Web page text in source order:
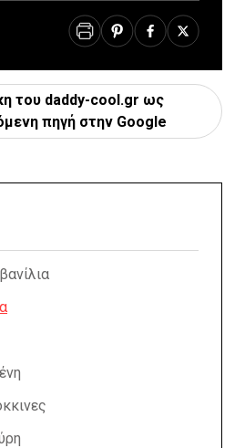
του daddy-cool.gr ως
πηγή στην Google